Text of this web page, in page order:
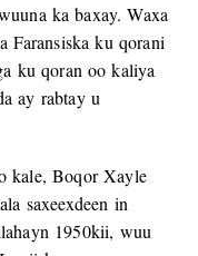
ka baxay. Waxa
ku qorani
ku qoran oo kaliya
ay rabtay u
kale, Boqor Xayle
saxeexdeen in
1950kii, wuu